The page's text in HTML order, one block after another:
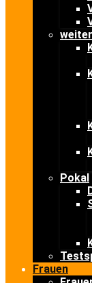
Pokal
Frauen